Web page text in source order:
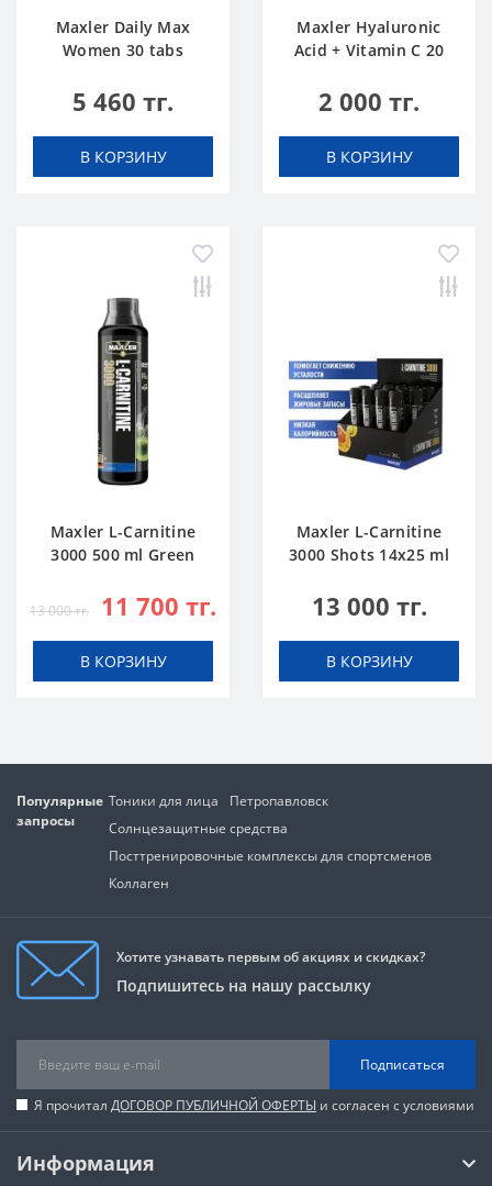
Maxler Daily Max
Women 30 tabs
5 460 тг.
В КОРЗИНУ
Maxler Hyaluronic
Acid + Vitamin C 20
2 000 тг.
В КОРЗИНУ
Maxler L-Carnitine
3000 500 ml Green
13 000 тг. 11 700 тг.
В КОРЗИНУ
Maxler L-Carnitine
3000 Shots 14x25 ml
13 000 тг.
В КОРЗИНУ
Популярные
запросы
Тоники для лица
Петропавловск
Солнцезащитные средства
Посттренировочные комплексы для спортсменов
Коллаген
Хотите узнавать первым об акциях и скидках?
Подпишитесь на нашу рассылку
Подписаться
Я прочитал ДОГОВОР ПУБЛИЧНОЙ ОФЕРТЫ и согласен с условиями
Информация